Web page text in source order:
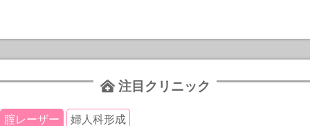
注目クリニック
腟レーザー
婦人科形成